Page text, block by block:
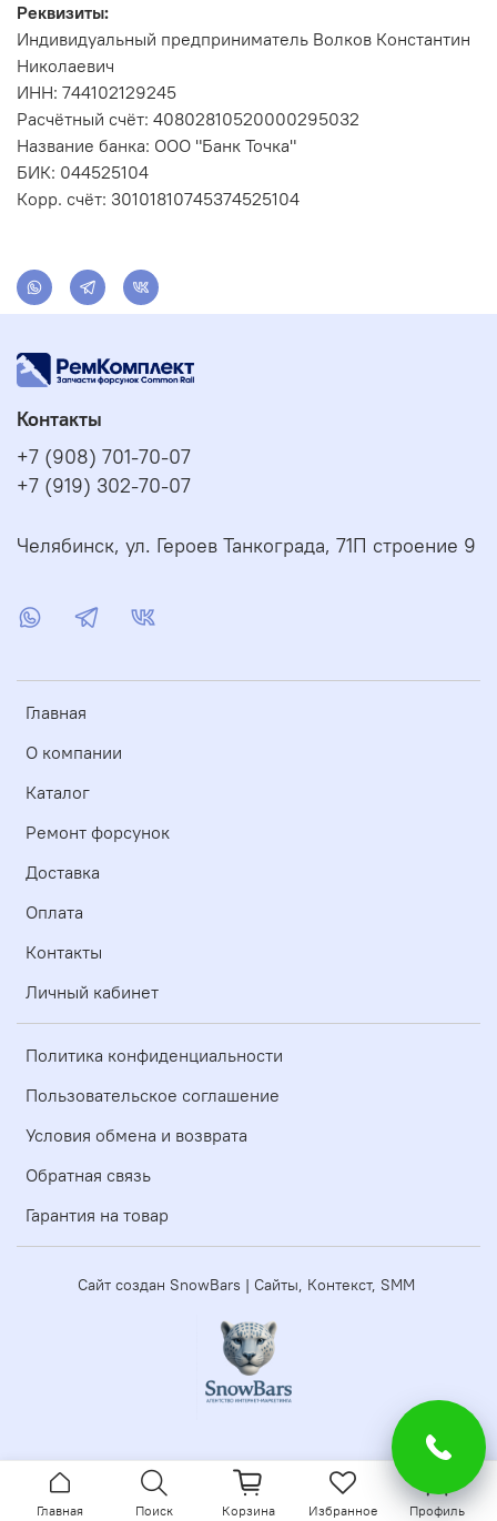
Реквизиты:
Индивидуальный предприниматель Волков Константин
Николаевич
ИНН: 744102129245
Расчётный счёт: 40802810520000295032
Название банка: ООО "Банк Точка"
БИК: 044525104
Корр. счёт: 30101810745374525104
Главная
О компании
Каталог
Ремонт форсунок
Доставка
Оплата
Контакты
Личный кабинет
Политика конфиденциальности
Пользовательское соглашение
Условия обмена и возврата
Обратная связь
Гарантия на товар
Контакты
+7 (908) 701-70-07
+7 (919) 302-70-07
Челябинск, ул. Героев Танкограда, 71П строение 9
Сайт создан SnowBars | Сайты, Контекст, SMM
Главная Поиск Корзина Избранное Профиль